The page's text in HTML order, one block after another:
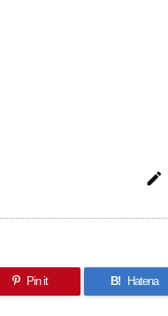

Pin it B! Hatena